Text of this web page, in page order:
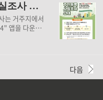
기👆 김포공
2주차장 주차
기준 45일 뒤
이니 미리미
약👆
2024 주민등록 비대면 사실조사 방법
는 거주지에서
앱을 다운로
다운로드 ▼▼
다음